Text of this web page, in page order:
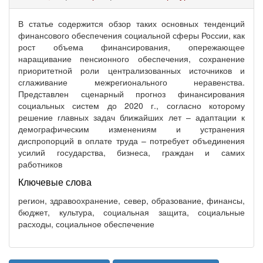
В статье содержится обзор таких основных тенденций
финансового обеспечения социальной сферы России, как
рост объема финансирования, опережающее
наращивание пенсионного обеспечения, сохранение
приоритетной роли централизованных источников и
сглаживание межрегионального неравенства.
Представлен сценарный прогноз финансирования
социальных систем до 2020 г., согласно которому
решение главных задач ближайших лет – адаптации к
демографическим изменениям и устранения
диспропорций в оплате труда – потребует объединения
усилий государства, бизнеса, граждан и самих
работников
Ключевые слова
регион, здравоохранение, север, образование, финансы,
бюджет, культура, социальная защита, социальные
расходы, социальное обеспечение